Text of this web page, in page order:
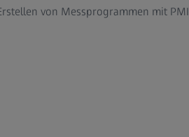
von Messprogrammen mit PMI